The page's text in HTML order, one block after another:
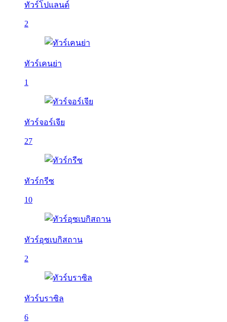
ทัวร์โปแลนด์
2
ทัวร์เคนย่า
1
ทัวร์จอร์เจีย
27
ทัวร์กรีซ
10
ทัวร์อุซเบกิสถาน
2
ทัวร์บราซิล
6